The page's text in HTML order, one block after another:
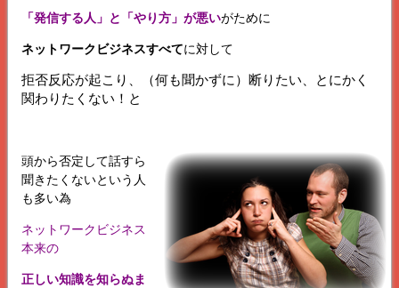
「発信する人」と「やり方」が悪いがために
ネットワークビジネスすべてに対して
拒否反応が起こり、（何も聞かずに）断りたい、とにかく
関わりたくない！と
頭から否定して話すら
聞きたくないという人
も多い為
ネットワークビジネス
本来の
正しい知識を知らぬま